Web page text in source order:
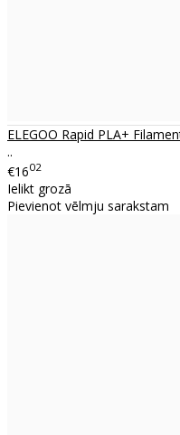
ELEGOO Rapid PLA+
..
€1602
Ielikt grozā
Pievienot vēlmju sarakstam